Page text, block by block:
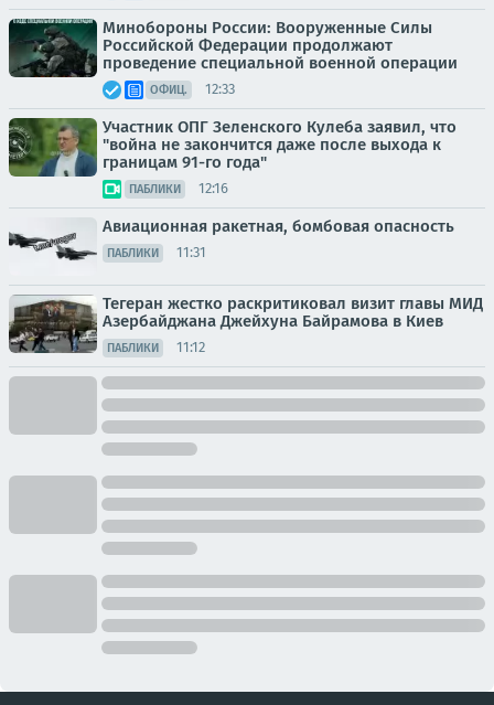
Минобороны России: Вооруженные Силы
Российской Федерации продолжают
проведение специальной военной операции
ОФИЦ. 12:33
Участник ОПГ Зеленского Кулеба заявил, что
"война не закончится даже после выхода к
границам 91-го года"
ПАБЛИКИ 12:16
Авиационная ракетная, бомбовая опасность
ПАБЛИКИ 11:31
Тегеран жестко раскритиковал визит главы МИД
Азербайджана Джейхуна Байрамова в Киев
ПАБЛИКИ 11:12